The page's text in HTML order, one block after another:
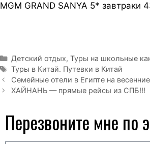
MGM GRAND SANYA 5* завтраки
Детский отдых, Туры на школьные
Туры в Китай. Путевки в Китай
Семейные отели в Египте на
ХАЙНАНЬ — прямые рейсы из СПБ!!!
Перезвоните мне по